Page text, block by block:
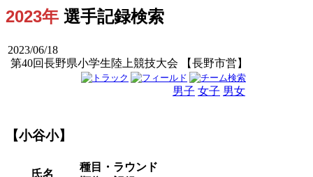
2023年 選手記録検索
2023/06/18
第40回長野県小学生陸上競技大会 【長野市営】
男子 女子 男女
【小谷小】
氏名
種目・ラウンド